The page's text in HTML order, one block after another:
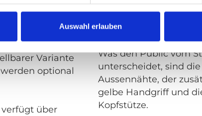
Auswahl erlauben
Komplettbezug.
einen dort
Rückenlehne
Variante
optional
über
Auch die optional
Armlehnen und die
verstellbare
Was den Public vom
unterscheidet, sind
Aussennähte, der
gelbe Handgriff und
Kopfstütze.